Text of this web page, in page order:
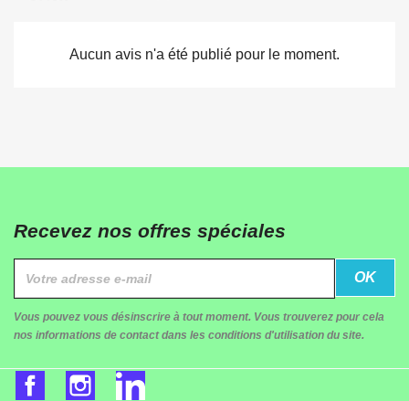
Aucun avis n'a été publié pour le moment.
Recevez nos offres spéciales
Vous pouvez vous désinscrire à tout moment. Vous trouverez pour cela
nos informations de contact dans les conditions d'utilisation du site.
FacebookInstagram